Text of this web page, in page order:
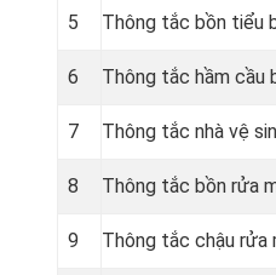
5 Thông tắc bồn tiểu
6 Thông tắc hầm cầu
7 Thông tắc nhà vệ
8 Thông tắc bồn rửa
9 Thông tắc chậu rửa